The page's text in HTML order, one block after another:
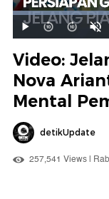
Mainkan
Video:
Nova
Mental
detikUpdate
257,541 Views |